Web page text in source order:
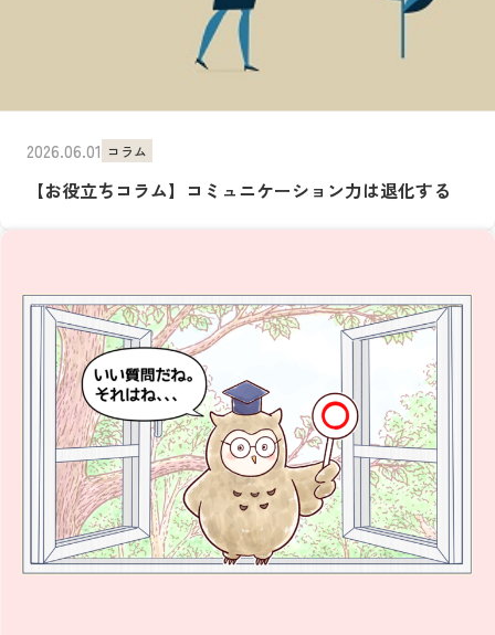
2026.06.01 コラム
【お役立ちコラム】コミュニケーション力は退化する